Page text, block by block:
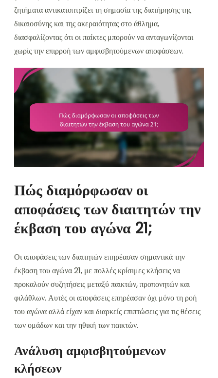
ζητήματα αντικατοπτρίζει τη σημασία της διατήρησης της
δικαιοσύνης και της ακεραιότητας στο άθλημα,
διασφαλίζοντας ότι οι παίκτες μπορούν να ανταγωνίζονται
χωρίς την επιρροή των αμφισβητούμενων αποφάσεων.
Πώς διαμόρφωσαν οι
αποφάσεις των διαιτητών την
έκβαση του αγώνα 21;
Οι αποφάσεις των διαιτητών επηρέασαν σημαντικά την
έκβαση του αγώνα 21, με πολλές κρίσιμες κλήσεις να
προκαλούν συζητήσεις μεταξύ παικτών, προπονητών και
φιλάθλων. Αυτές οι αποφάσεις επηρέασαν όχι μόνο τη ροή
του αγώνα αλλά είχαν και διαρκείς επιπτώσεις για τις θέσεις
των ομάδων και την ηθική των παικτών.
Ανάλυση αμφισβητούμενων
κλήσεων